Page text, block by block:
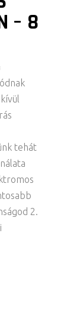
– 8
tehát
2.